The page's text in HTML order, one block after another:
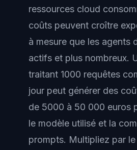
ressources cloud
coûts peuvent croître
à mesure que les agents
actifs et plus nombreux.
traitant 1000 requêtes
jour peut générer des
de 5000 à 50 000 euros
le modèle utilisé et la
prompts. Multipliez par